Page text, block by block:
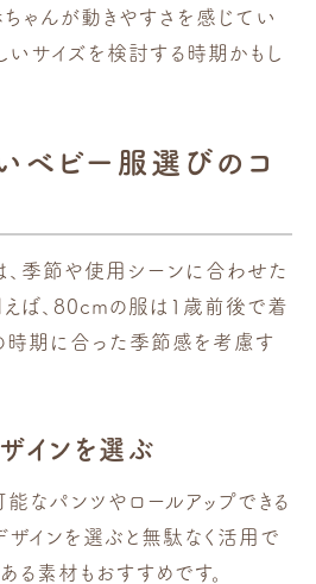
ちゃんが動きやすさを感じてい
いサイズを検討する時期かもし
ベビー服選びのコ
、季節や使用シーンに合わせた
ば、80cmの服は1歳前後で着
時期に合った季節感を考慮す
インを選ぶ
なパンツやロールアップできる
ザインを選ぶと無駄なく活用で
る素材もおすすめです。